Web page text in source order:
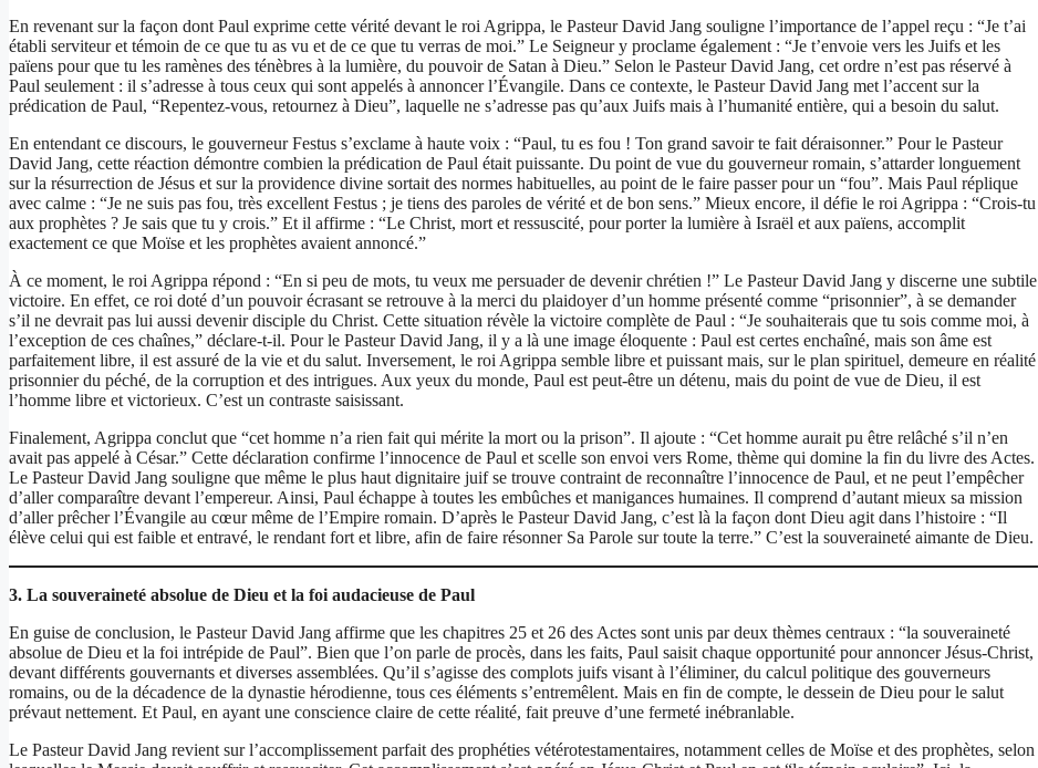
En revenant sur la façon dont Paul exprime cette vérité devant le roi Agrippa, le Pasteur David Jang souligne l’importance de l’appel reçu : “Je t’ai
établi serviteur et témoin de ce que tu as vu et de ce que tu verras de moi.” Le Seigneur y proclame également : “Je t’envoie vers les Juifs et les
païens pour que tu les ramènes des ténèbres à la lumière, du pouvoir de Satan à Dieu.” Selon le Pasteur David Jang, cet ordre n’est pas réservé à
Paul seulement : il s’adresse à tous ceux qui sont appelés à annoncer l’Évangile. Dans ce contexte, le Pasteur David Jang met l’accent sur la
prédication de Paul, “Repentez-vous, retournez à Dieu”, laquelle ne s’adresse pas qu’aux Juifs mais à l’humanité entière, qui a besoin du salut.
En entendant ce discours, le gouverneur Festus s’exclame à haute voix : “Paul, tu es fou ! Ton grand savoir te fait déraisonner.” Pour le Pasteur
David Jang, cette réaction démontre combien la prédication de Paul était puissante. Du point de vue du gouverneur romain, s’attarder longuement
sur la résurrection de Jésus et sur la providence divine sortait des normes habituelles, au point de le faire passer pour un “fou”. Mais Paul réplique
avec calme : “Je ne suis pas fou, très excellent Festus ; je tiens des paroles de vérité et de bon sens.” Mieux encore, il défie le roi Agrippa : “Crois-tu
aux prophètes ? Je sais que tu y crois.” Et il affirme : “Le Christ, mort et ressuscité, pour porter la lumière à Israël et aux païens, accomplit
exactement ce que Moïse et les prophètes avaient annoncé.”
À ce moment, le roi Agrippa répond : “En si peu de mots, tu veux me persuader de devenir chrétien !” Le Pasteur David Jang y discerne une subtile
victoire. En effet, ce roi doté d’un pouvoir écrasant se retrouve à la merci du plaidoyer d’un homme présenté comme “prisonnier”, à se demander
s’il ne devrait pas lui aussi devenir disciple du Christ. Cette situation révèle la victoire complète de Paul : “Je souhaiterais que tu sois comme moi, à
l’exception de ces chaînes,” déclare-t-il. Pour le Pasteur David Jang, il y a là une image éloquente : Paul est certes enchaîné, mais son âme est
parfaitement libre, il est assuré de la vie et du salut. Inversement, le roi Agrippa semble libre et puissant mais, sur le plan spirituel, demeure en réalité
prisonnier du péché, de la corruption et des intrigues. Aux yeux du monde, Paul est peut-être un détenu, mais du point de vue de Dieu, il est
l’homme libre et victorieux. C’est un contraste saisissant.
Finalement, Agrippa conclut que “cet homme n’a rien fait qui mérite la mort ou la prison”. Il ajoute : “Cet homme aurait pu être relâché s’il n’en
avait pas appelé à César.” Cette déclaration confirme l’innocence de Paul et scelle son envoi vers Rome, thème qui domine la fin du livre des Actes.
Le Pasteur David Jang souligne que même le plus haut dignitaire juif se trouve contraint de reconnaître l’innocence de Paul, et ne peut l’empêcher
d’aller comparaître devant l’empereur. Ainsi, Paul échappe à toutes les embûches et manigances humaines. Il comprend d’autant mieux sa mission
d’aller prêcher l’Évangile au cœur même de l’Empire romain. D’après le Pasteur David Jang, c’est là la façon dont Dieu agit dans l’histoire : “Il
élève celui qui est faible et entravé, le rendant fort et libre, afin de faire résonner Sa Parole sur toute la terre.” C’est la souveraineté aimante de Dieu.
3. La souveraineté absolue de Dieu et la foi audacieuse de Paul
En guise de conclusion, le Pasteur David Jang affirme que les chapitres 25 et 26 des Actes sont unis par deux thèmes centraux : “la souveraineté
absolue de Dieu et la foi intrépide de Paul”. Bien que l’on parle de procès, dans les faits, Paul saisit chaque opportunité pour annoncer Jésus-Christ,
devant différents gouvernants et diverses assemblées. Qu’il s’agisse des complots juifs visant à l’éliminer, du calcul politique des gouverneurs
romains, ou de la décadence de la dynastie hérodienne, tous ces éléments s’entremêlent. Mais en fin de compte, le dessein de Dieu pour le salut
prévaut nettement. Et Paul, en ayant une conscience claire de cette réalité, fait preuve d’une fermeté inébranlable.
Le Pasteur David Jang revient sur l’accomplissement parfait des prophéties vétérotestamentaires, notamment celles de Moïse et des prophètes, selon